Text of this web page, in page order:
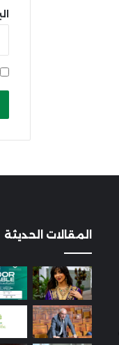
المقالات الحديثة